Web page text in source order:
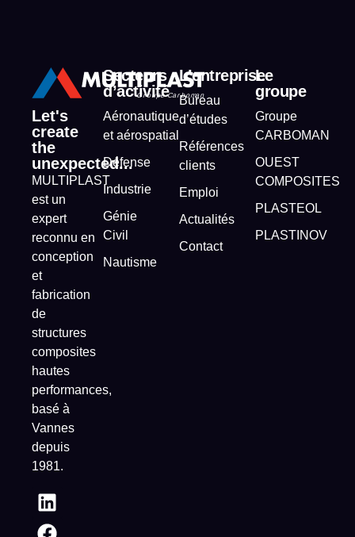
Let's
create
the
unexpected...
MULTIPLAST
est un
expert
reconnu en
conception
et
fabrication
de
structures
composites
hautes
performances,
basé à
Vannes
depuis
1981.
Secteurs
d’activité
Aéronautique
et aérospatial
Défense
Industrie
Génie
Civil
Nautisme
L’entreprise
Bureau
d’études
Références
clients
Emploi
Actualités
Contact
Le
groupe
Groupe
CARBOMAN
OUEST
COMPOSITES
PLASTEOL
PLASTINOV